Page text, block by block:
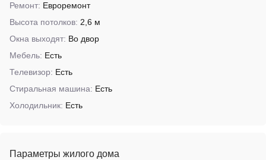
Ремонт: Евроремонт
Высота потолков: 2,6 м
Окна выходят: Во двор
Мебель: Есть
Телевизор: Есть
Стиральная машина: Есть
Холодильник: Есть
Параметры жилого дома